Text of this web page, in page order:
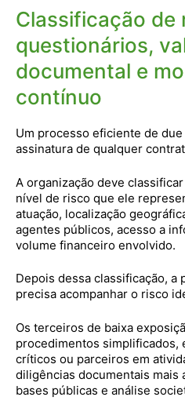
Classificação de
questionários,
documental e
contínuo
Um processo eficiente de
assinatura de qualquer
A organização deve
nível de risco que ele
atuação, localização
agentes públicos, acesso a
volume financeiro envolvido.
Depois dessa classificação, a
precisa acompanhar o risco
Os terceiros de baixa
procedimentos simplificados,
críticos ou parceiros em
diligências documentais mais
bases públicas e análise